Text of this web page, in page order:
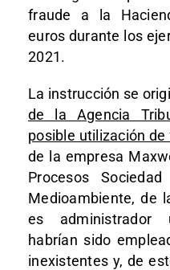
fraude a la
euros durante los
2021.
La instrucción se
de la Agencia
posible utilización
de la empresa
Procesos
Medioambiente, de
es administrador
habrían sido
inexistentes y, de